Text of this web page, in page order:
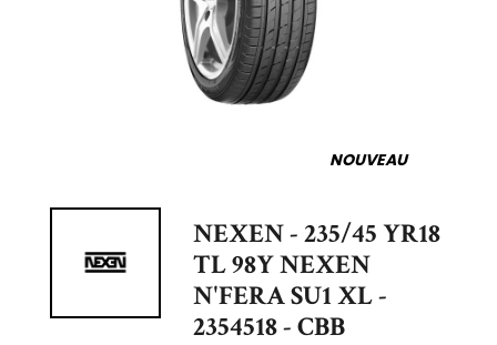
NOUVEAU
NEXEN - 235/45 YR18
TL 98Y NEXEN
N'FERA SU1 XL -
2354518 - CBB